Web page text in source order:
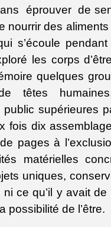
éprouver de
nourrir des
s’écoule
les corps
quelques
têtes
supérieures
fois dix
pages à
matérielles
uniques,
ni ce qu’il y avait
possibilité de l’être.